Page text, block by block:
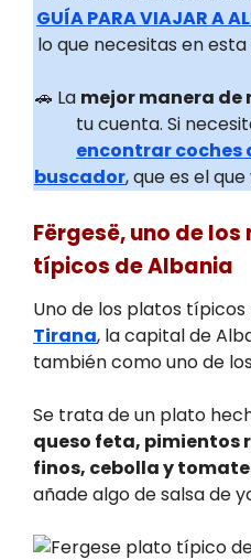
GUÍA PARA VIAJAR A
lo que necesitas en
🚗 La mejor manera de
tu cuenta. Si
encontrar coches
buscador, que es el
Fërgesë, uno de
típicos de Albania
Uno de los platos
Tirana, la capital de
también como uno de
Se trata de un plato
queso feta, pimientos
finos, cebolla y
añade algo de salsa de